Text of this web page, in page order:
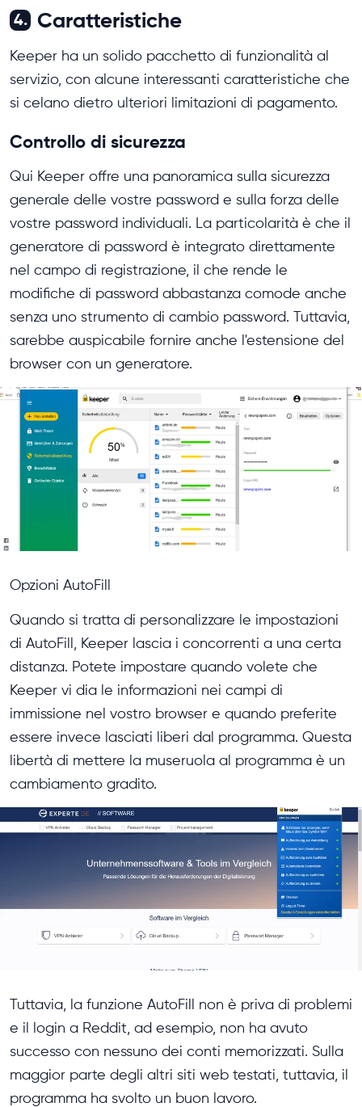
4. Caratteristiche
Keeper ha un solido pacchetto di funzionalità al
servizio, con alcune interessanti caratteristiche che
si celano dietro ulteriori limitazioni di pagamento.
Controllo di sicurezza
Qui Keeper offre una panoramica sulla sicurezza
generale delle vostre password e sulla forza delle
vostre password individuali. La particolarità è che il
generatore di password è integrato direttamente
nel campo di registrazione, il che rende le
modifiche di password abbastanza comode anche
senza uno strumento di cambio password. Tuttavia,
sarebbe auspicabile fornire anche l'estensione del
browser con un generatore.
Opzioni AutoFill
Quando si tratta di personalizzare le impostazioni
di AutoFill, Keeper lascia i concorrenti a una certa
distanza. Potete impostare quando volete che
Keeper vi dia le informazioni nei campi di
immissione nel vostro browser e quando preferite
essere invece lasciati liberi dal programma. Questa
libertà di mettere la museruola al programma è un
cambiamento gradito.
Tuttavia, la funzione AutoFill non è priva di problemi
e il login a Reddit, ad esempio, non ha avuto
successo con nessuno dei conti memorizzati. Sulla
maggior parte degli altri siti web testati, tuttavia, il
programma ha svolto un buon lavoro.